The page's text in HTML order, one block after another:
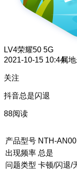
LV4荣耀50 5G
2021-10-15 10:44属
关注
抖音总是闪退
88阅读
产品型号 NTH-AN00
出现频率 总是
问题类型 卡顿/闪退/